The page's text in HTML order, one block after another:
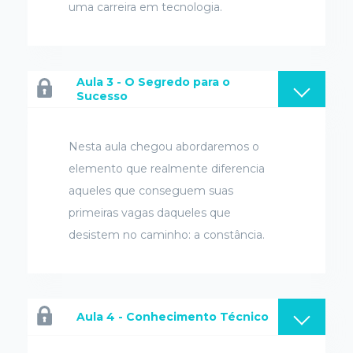
uma carreira em tecnologia.
Aula 3 - O Segredo para o
Sucesso
Nesta aula chegou abordaremos o
elemento que realmente diferencia
aqueles que conseguem suas
primeiras vagas daqueles que
desistem no caminho: a constância.
Aula 4 - Conhecimento Técnico